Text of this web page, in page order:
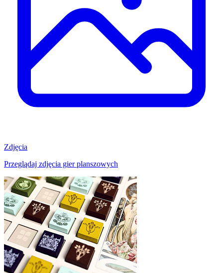
Zdjęcia
Przeglądaj zdjęcia gier planszowych